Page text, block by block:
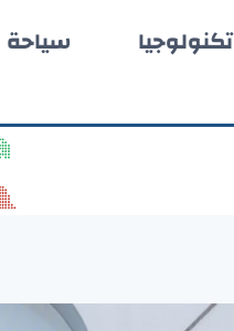
تكنولوجيا سياحة